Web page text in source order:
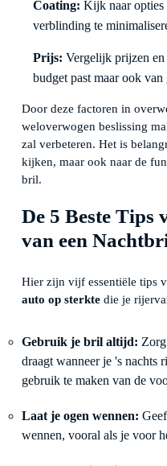
Coating: Kijk naar opties
verblinding te
Prijs: Vergelijk prijzen
budget past maar ook
Door deze factoren in
weloverwogen beslissing
zal verbeteren. Het is
kijken, maar ook naar de
bril.
De 5 Beste Tips
van een
Hier zijn vijf essentiële tips
auto op sterkte die je
Gebruik je bril altijd:
draagt wanneer je 's nachts
gebruik te maken van de
Laat je ogen wennen:
wennen, vooral als je voor